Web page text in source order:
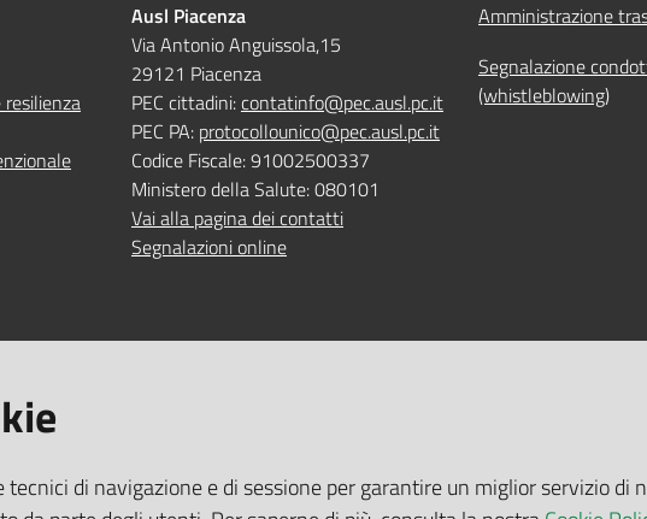
resilienza
Ausl Piacenza
Via Antonio Anguissola,15
29121 Piacenza
PEC cittadini:contatinfo@pec.ausl.pc.it
PEC PA: protocollounico@pec.ausl.pc.it
Codice Fiscale: 91002500337
Ministero della Salute: 080101
Vai alla pagina dei contatti
Segnalazioni online
Amministrazione
Segnalazione
(whistleblowing)
Accedi ai servizi online Tempi di attesa
tecnici di navigazione e di sessione per garantire un miglior servizio di